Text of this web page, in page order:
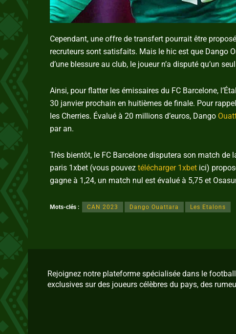
Cependant, une offre de transfert pourrait être
recruteurs sont satisfaits. Mais le hic est que Dango
d’une blessure au club, le joueur n’a disputé qu’un
Ainsi, pour flatter les émissaires du FC Barcelone,
30 janvier prochain en huitièmes de finale. Pour
les Cherries. Évalué à 20 millions d’euros, Dango
par an.
Très bientôt, le FC Barcelone disputera son match
paris 1xbet (vous pouvez télécharger 1xbet ici)
gagne à 1,24, un match nul est évalué à 5,75 et
Mots-clés : CAN 2023 Dango Ouattara Les Etalons
Rejoignez notre plateforme spécialisée dans le
exclusives sur des joueurs célèbres du pays, des